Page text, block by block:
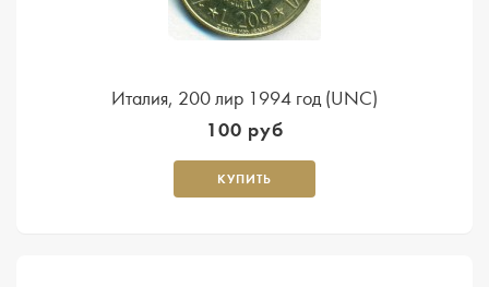
Италия, 200 лир 1994 год (UNC)
100 руб
КУПИТЬ